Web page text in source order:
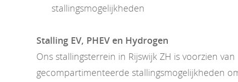
stallingsmogelijkheden
Stalling EV, PHEV en Hydrogen
Ons stallingsterrein in Rijswijk ZH is voorzien van
gecompartimenteerde stallingsmogelijkheden